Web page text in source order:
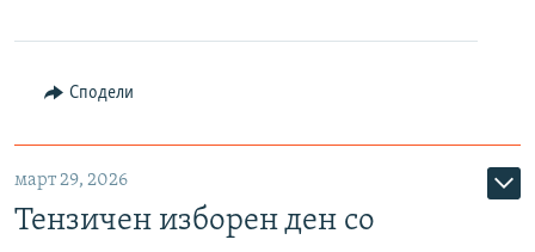
Сподели
март 29, 2026
Тензичен изборен ден со